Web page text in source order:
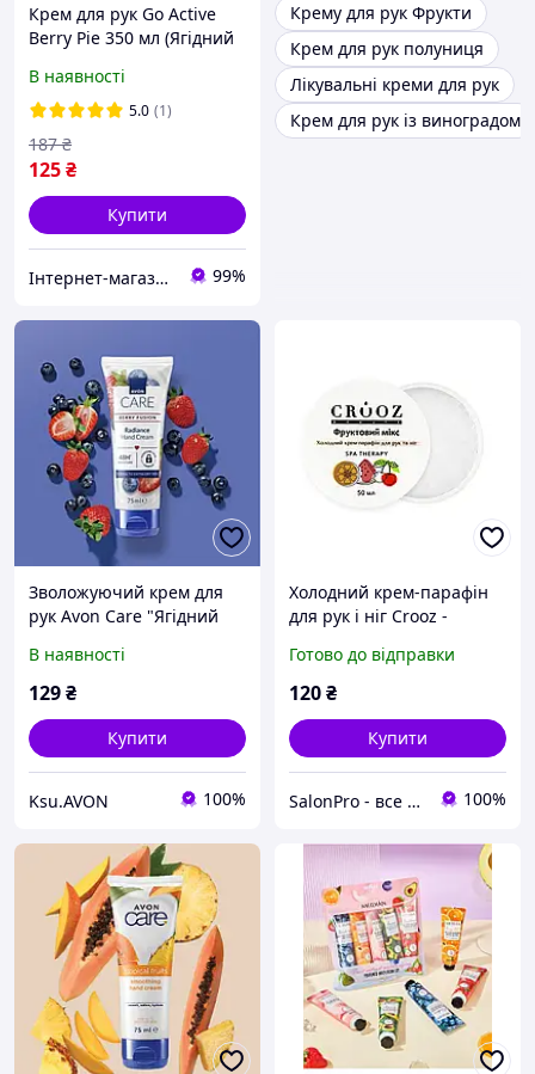
Крем для рук Go Active
Berry Pie 350 мл (Ягідний
В наявності
5.0 (1)
125₴
187 ₴
Купити
Інтернет-магазин Star Beauty 99%
Крему для рук Фрукти
Крем для рук полуниця
Лікувальні креми для рук
Крем для рук із виноградом
Зволожуючий крем для
рук Avon Care "Ягідний
В наявності
129₴
Купити
Ksu.AVON 100%
Холодний крем-парафін
для рук і ніг Crooz -
Готово до відправки
120₴
Купити
SalonPro - все для Вашої краси 100%